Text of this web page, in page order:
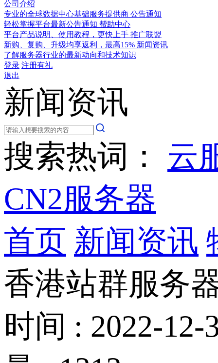
公司介绍
专业的全球数据中心基础服务提供商 公告通知
轻松掌握平台最新公告通知 帮助中心
平台产品说明、使用教程，更快上手 推广联盟
新购、复购、升级均享返利，最高15% 新闻资讯
了解服务器行业的最新动向和技术知识
登录 注册有礼
退出
新闻资讯
搜索热词： 云
CN2服务器
首页 新闻资讯
香港站群服务
时间 : 2022-12-